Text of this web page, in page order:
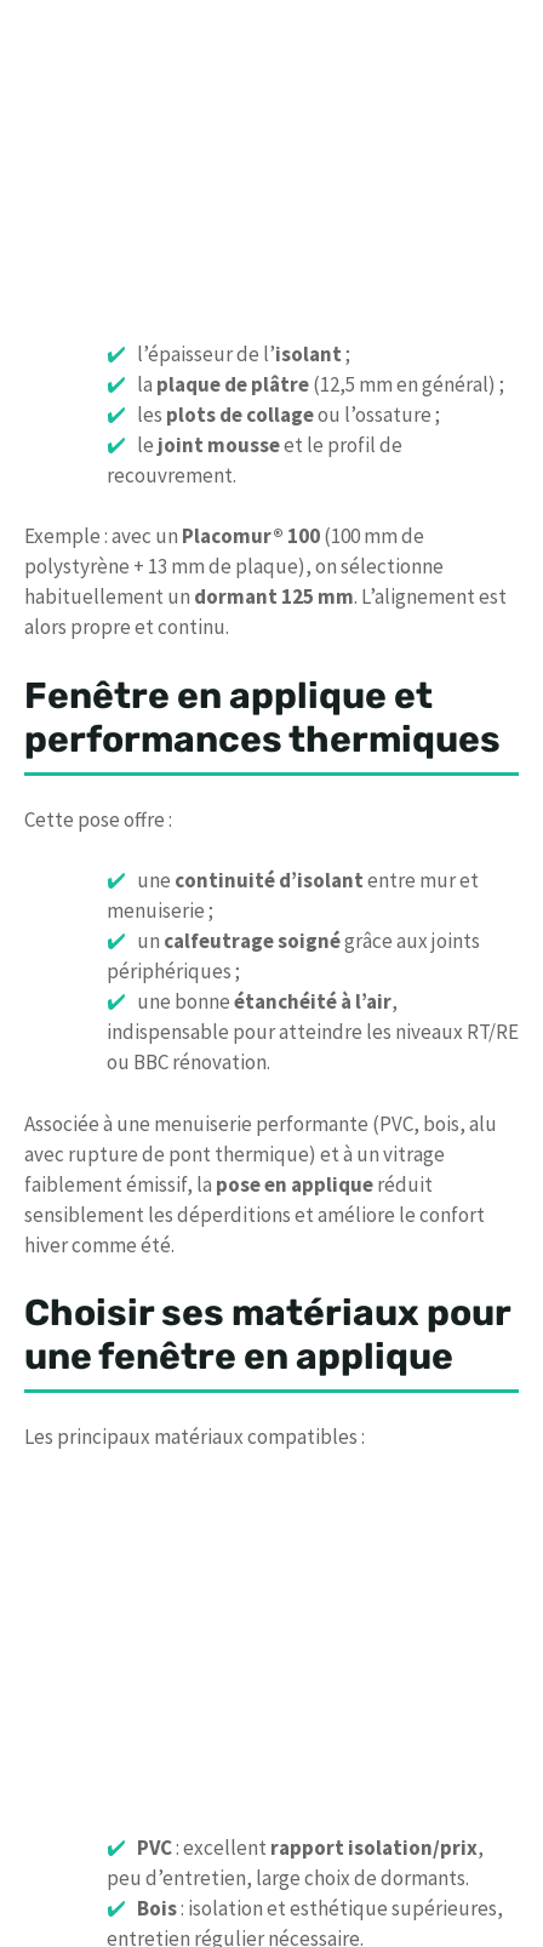
l’épaisseur de l’isolant;
la plaque de plâtre(12,5 mm en général) ;
les plots de collageou l’ossature ;
le joint mousseet le profil de
recouvrement.
Exemple : avec un Placomur® 100(100 mm de
polystyrène + 13 mm de plaque), on sélectionne
habituellement un dormant 125 mm. L’alignement est
alors propre et continu.
Fenêtre en applique et
performances thermiques
Cette pose offre :
une continuité d’isolantentre mur et
menuiserie ;
un calfeutrage soignégrâce aux joints
périphériques ;
une bonneétanchéité à l’air,
indispensable pour atteindre les niveaux RT/RE
ou BBC rénovation.
Associée à une menuiserie performante (PVC, bois, alu
avec rupture de pont thermique) et à un vitrage
faiblement émissif, la pose en appliqueréduit
sensiblement les déperditions et améliore le confort
hiver comme été.
Choisir ses matériaux pour
une fenêtre en applique
Les principaux matériaux compatibles :
PVC: excellent rapport isolation/prix,
peu d’entretien, large choix de dormants.
Bois: isolation et esthétique supérieures,
entretien régulier nécessaire.